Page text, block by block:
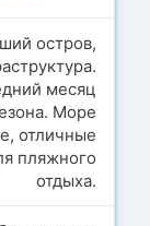
остров,
месяц
Море
отличные
пляжного
отдыха.